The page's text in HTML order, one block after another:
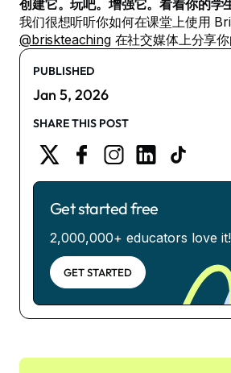
创建它。玩吧。增强它。看着你的学
我们很想听听你如何在课堂上使用
@briskteaching在社交媒体上分享你
PUBLISHED
Jan 5, 2026
SHARE THIS POST
Get started free
2,000,000+ educators love it!
GET STARTED